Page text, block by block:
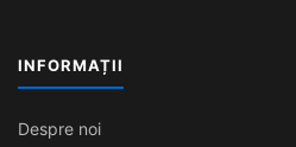
INFORMAȚII
Despre noi